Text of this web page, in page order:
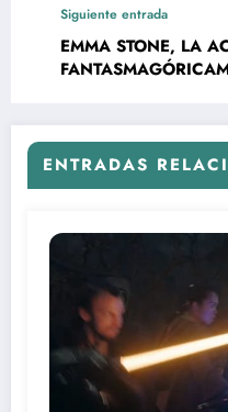
Siguiente entrada
EMMA STONE, LA
ENTRADAS